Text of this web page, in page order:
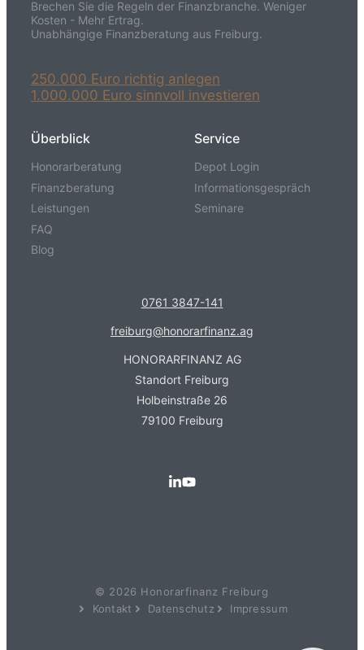
Brechen Sie die Regeln der Finanzbranche. Weniger
Kosten - Mehr Ertrag.
Unabhängige Finanzberatung aus Freiburg.
250.000 Euro richtig anlegen
1.000.000 Euro sinnvoll investieren
Überblick
Honorarberatung
Finanzberatung
Leistungen
FAQ
Blog
Service
Depot Login
Informationsgespräch
Seminare
0761 3847-141
freiburg@honorarfinanz.ag
HONORARFINANZ AG
Standort Freiburg
Holbeinstraße 26
79100 Freiburg
© 2026 Honorarfinanz Freiburg
Kontakt
Datenschutz Impressum100%
SEHR GUT